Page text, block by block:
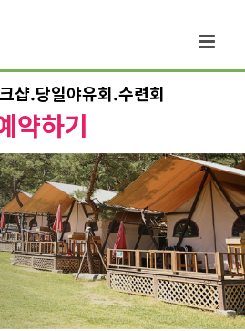
샵.당일야유회.수련회
약하기